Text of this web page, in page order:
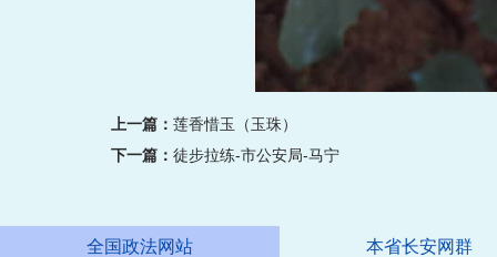
上一篇： 莲香惜玉（玉珠）
下一篇： 徒步拉练-市公安局-马宁
全国政法网站 本省长安网群